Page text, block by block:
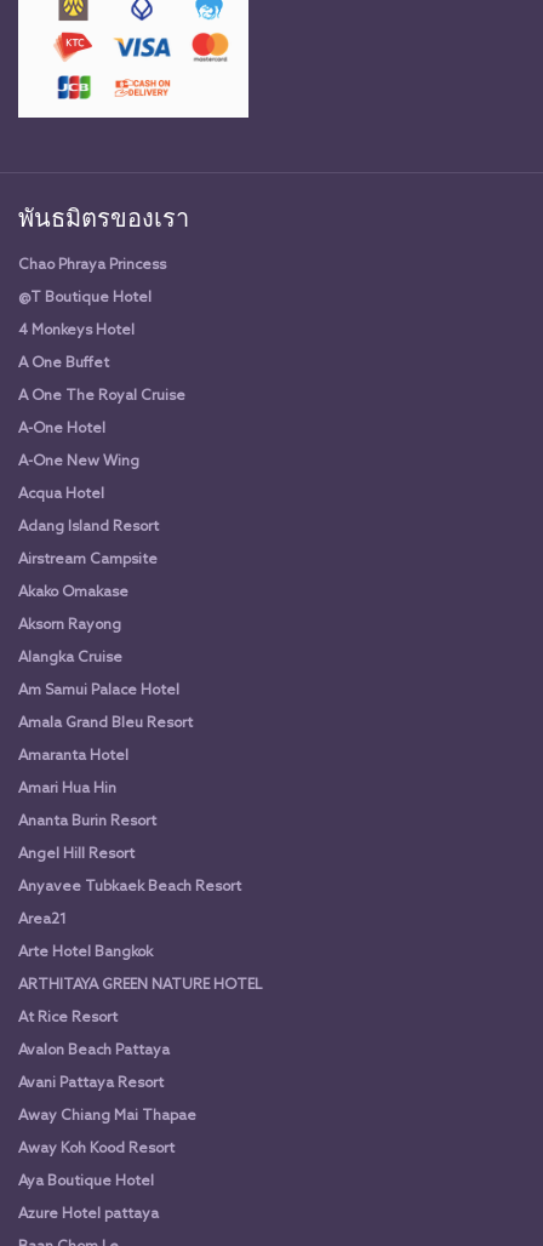
พันธมิตรของเรา
Chao Phraya Princess
@T Boutique Hotel
4 Monkeys Hotel
A One Buffet
A One The Royal Cruise
A-One Hotel
A-One New Wing
Acqua Hotel
Adang Island Resort
Airstream Campsite
Akako Omakase
Aksorn Rayong
Alangka Cruise
Am Samui Palace Hotel
Amala Grand Bleu Resort
Amaranta Hotel
Amari Hua Hin
Ananta Burin Resort
Angel Hill Resort
Anyavee Tubkaek Beach Resort
Area21
Arte Hotel Bangkok
ARTHITAYA GREEN NATURE HOTEL
At Rice Resort
Avalon Beach Pattaya
Avani Pattaya Resort
Away Chiang Mai Thapae
Away Koh Kood Resort
Aya Boutique Hotel
Azure Hotel pattaya